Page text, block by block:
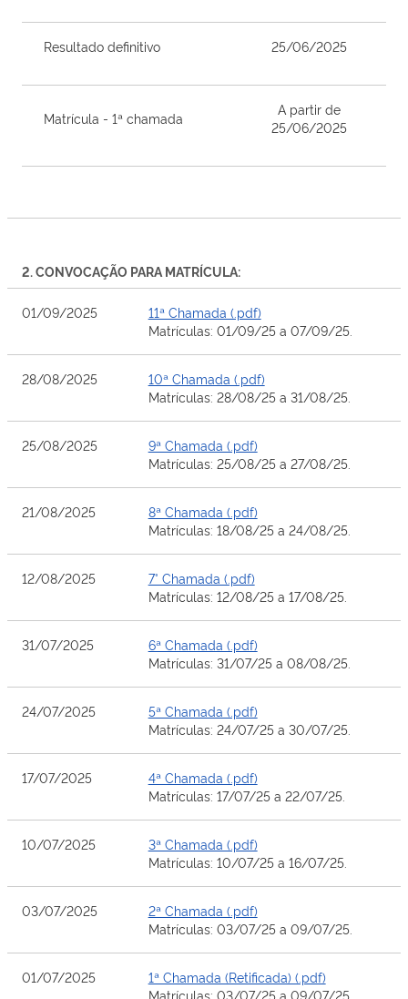
Resultado definitivo 25/06/2025
Matrícula - 1ª chamada
A partir de
25/06/2025
2. CONVOCAÇÃO PARA MATRÍCULA:
01/09/2025
11ª Chamada (.pdf)
Matrículas: 01/09/25 a 07/09/25.
28/08/2025
10ª Chamada (.pdf)
Matrículas: 28/08/25 a 31/08/25.
25/08/2025
9ª Chamada (.pdf)
Matrículas: 25/08/25 a 27/08/25.
21/08/2025
8ª Chamada (.pdf)
Matrículas: 18/08/25 a 24/08/25.
12/08/2025
7° Chamada (.pdf)
Matrículas: 12/08/25 a 17/08/25.
31/07/2025
6ª Chamada (.pdf)
Matrículas: 31/07/25 a 08/08/25.
24/07/2025
5ª Chamada (.pdf)
Matrículas: 24/07/25 a 30/07/25.
17/07/2025
4ª Chamada (.pdf)
Matrículas: 17/07/25 a 22/07/25.
10/07/2025
3ª Chamada (.pdf)
Matrículas: 10/07/25 a 16/07/25.
03/07/2025
2ª Chamada (.pdf)
Matrículas: 03/07/25 a 09/07/25.
01/07/2025
1ª Chamada (Retificada) (.pdf)
Matrículas: 03/07/25 a 09/07/25.